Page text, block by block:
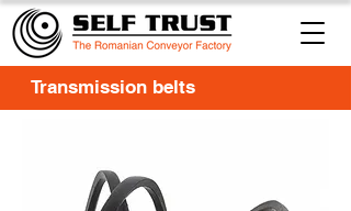
Transmission belts